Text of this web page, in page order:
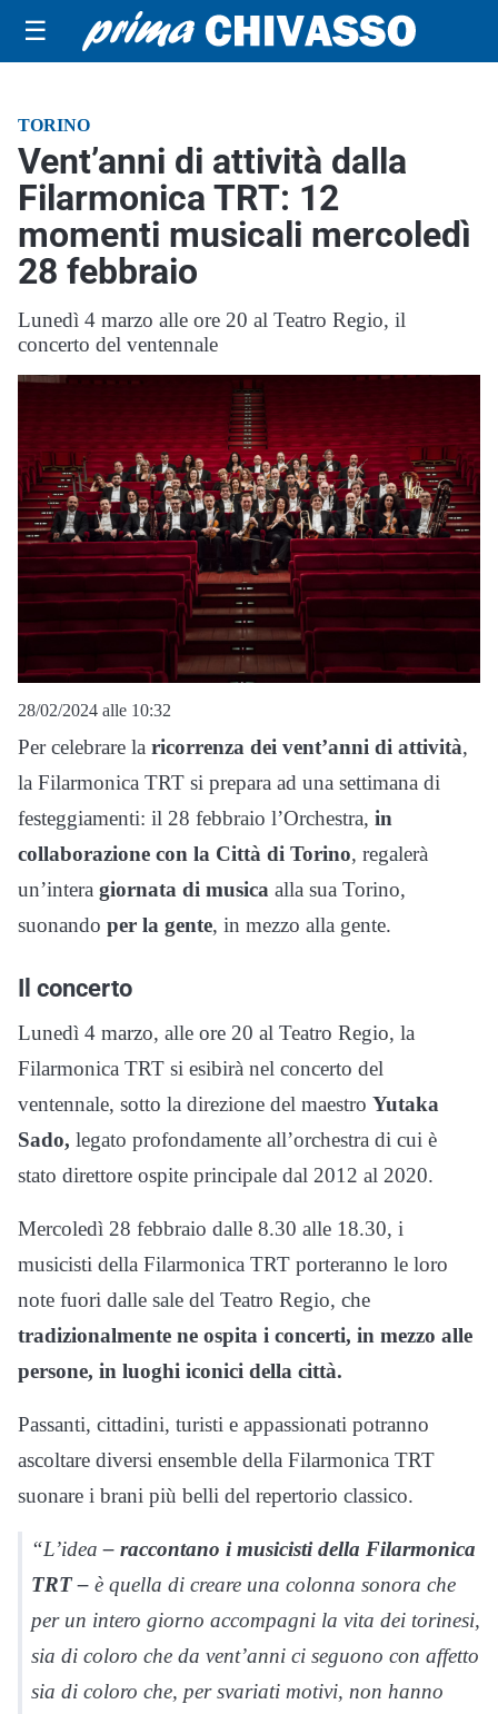
☰
TORINO
Vent’anni di attività dalla
Filarmonica TRT: 12
momenti musicali mercoledì
28 febbraio
Lunedì 4 marzo alle ore 20 al Teatro Regio, il
concerto del ventennale
28/02/2024 alle 10:32
Per celebrare la ricorrenza dei vent’anni di attività,
la Filarmonica TRT si prepara ad una settimana di
festeggiamenti: il 28 febbraio l’Orchestra, in
collaborazione con la Città di Torino, regalerà
un’intera giornata di musica alla sua Torino,
suonando per la gente, in mezzo alla gente.
Il concerto
Lunedì 4 marzo, alle ore 20 al Teatro Regio, la
Filarmonica TRT si esibirà nel concerto del
ventennale, sotto la direzione del maestro Yutaka
Sado, legato profondamente all’orchestra di cui è
stato direttore ospite principale dal 2012 al 2020.
Mercoledì 28 febbraio dalle 8.30 alle 18.30, i
musicisti della Filarmonica TRT porteranno le loro
note fuori dalle sale del Teatro Regio, che
tradizionalmente ne ospita i concerti, in mezzo alle
persone, in luoghi iconici della città.
Passanti, cittadini, turisti e appassionati potranno
ascoltare diversi ensemble della Filarmonica TRT
suonare i brani più belli del repertorio classico.
“L’idea– raccontano i musicisti della Filarmonica
TRT – è quella di creare una colonna sonora che
per un intero giorno accompagni la vita dei torinesi,
sia di coloro che da vent’anni ci seguono con affetto
sia di coloro che, per svariati motivi, non hanno